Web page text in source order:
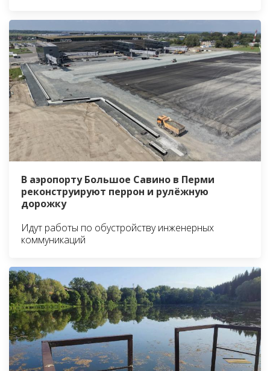
В аэропорту Большое Савино в Перми
реконструируют перрон и рулёжную
дорожку
Идут работы по обустройству инженерных
коммуникаций